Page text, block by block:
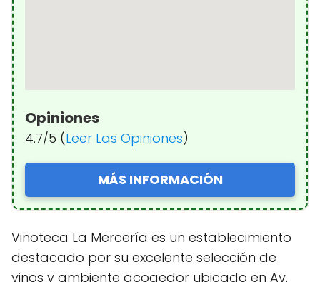
Opiniones
4.7/5 (Leer Las Opiniones)
MÁS INFORMACIÓN
Vinoteca La Mercería es un establecimiento
destacado por su excelente selección de
vinos y ambiente acogedor ubicado en Av.